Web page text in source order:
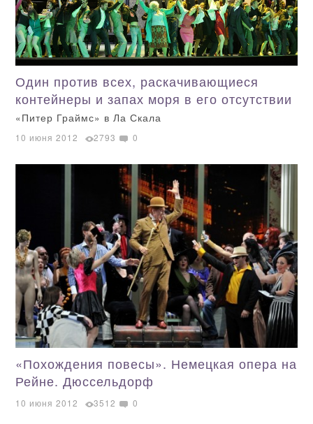
Один против всех, раскачивающиеся
контейнеры и запах моря в его отсутствии
«Питер Граймс» в Ла Скала
10 июня 2012 2793 0
«Похождения повесы». Немецкая опера на
Рейне. Дюссельдорф
10 июня 2012 3512 0